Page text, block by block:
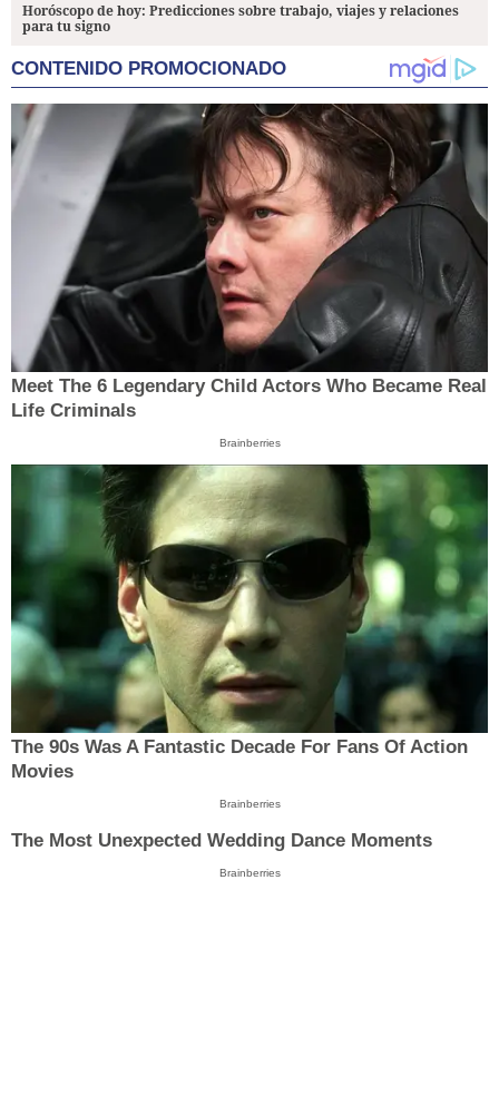
Horóscopo de hoy: Predicciones sobre trabajo, viajes y relaciones
para tu signo
CONTENIDO PROMOCIONADO
Meet The 6 Legendary Child Actors Who Became Real
Life Criminals
Brainberries
The 90s Was A Fantastic Decade For Fans Of Action
Movies
Brainberries
The Most Unexpected Wedding Dance Moments
Brainberries